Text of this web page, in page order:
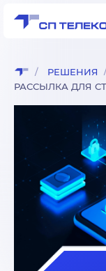
РЕШЕНИЯ
РАССЫЛКА ДЛЯ